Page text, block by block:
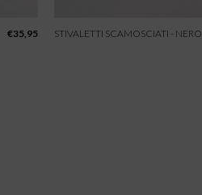
€35,95 STIVALETTI SCAMOSCIATI - NERO